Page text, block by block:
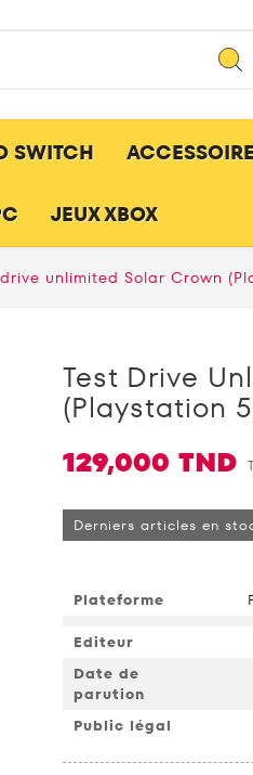
SWITCH
JEUX XBOX
unlimited Solar Crown
Test Drive
(Playstation
129,000 TND
Derniers articles en
Plateforme
Editeur
Date de
parution
Public légal